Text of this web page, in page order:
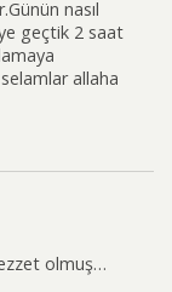
nasıl
geçtik 2 saat
allaha
olmuş…